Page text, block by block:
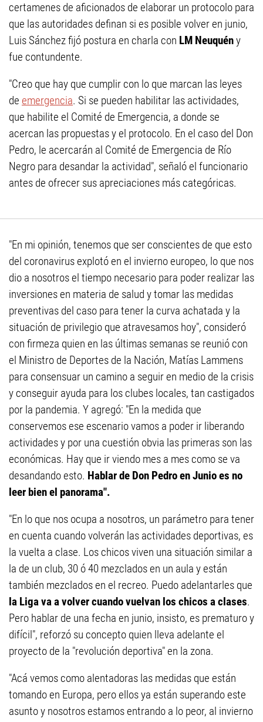
certamenes de aficionados de elaborar un protocolo para
que las autoridades definan si es posible volver en junio,
Luis Sánchez fijó postura en charla con LM Neuquény
fue contundente.
"Creo que hay que cumplir con lo que marcan las leyes
de emergencia. Si se pueden habilitar las actividades,
que habilite el Comité de Emergencia, a donde se
acercan las propuestas y el protocolo. En el caso del Don
Pedro, le acercarán al Comité de Emergencia de Río
Negro para desandar la actividad", señaló el funcionario
antes de ofrecer sus apreciaciones más categóricas.
"En mi opinión, tenemos que ser conscientes de que esto
del coronavirus explotó en el invierno europeo, lo que nos
dio a nosotros el tiempo necesario para poder realizar las
inversiones en materia de salud y tomar las medidas
preventivas del caso para tener la curva achatada y la
situación de privilegio que atravesamos hoy", consideró
con firmeza quien en las últimas semanas se reunió con
el Ministro de Deportes de la Nación, Matías Lammens
para consensuar un camino a seguir en medio de la crisis
y conseguir ayuda para los clubes locales, tan castigados
por la pandemia. Y agregó: "En la medida que
conservemos ese escenario vamos a poder ir liberando
actividades y por una cuestión obvia las primeras son las
económicas. Hay que ir viendo mes a mes como se va
desandando esto. Hablar de Don Pedro en Junio es no
leer bien el panorama".
"En lo que nos ocupa a nosotros, un parámetro para tener
en cuenta cuando volverán las actividades deportivas, es
la vuelta a clase. Los chicos viven una situación similar a
la de un club, 30 ó 40 mezclados en un aula y están
también mezclados en el recreo. Puedo adelantarles que
la Liga va a volver cuando vuelvan los chicos a clases.
Pero hablar de una fecha en junio, insisto, es prematuro y
difícil", reforzó su concepto quien lleva adelante el
proyecto de la "revolución deportiva" en la zona.
"Acá vemos como alentadoras las medidas que están
tomando en Europa, pero ellos ya están superando este
asunto y nosotros estamos entrando a lo peor, al invierno